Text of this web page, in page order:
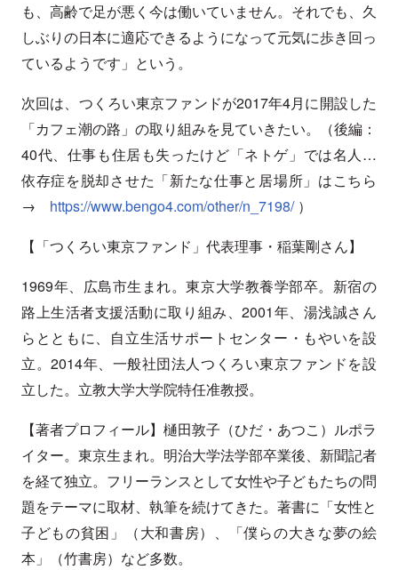
も、高齢で足が悪く今は働いていません。それでも、久
しぶりの日本に適応できるようになって元気に歩き回っ
ているようです」という。
次回は、つくろい東京ファンドが2017年4月に開設した
「カフェ潮の路」の取り組みを見ていきたい。（後編：
40代、仕事も住居も失ったけど「ネトゲ」では名人…
依存症を脱却させた「新たな仕事と居場所」はこちら
→ https://www.bengo4.com/other/n_7198/）
【「つくろい東京ファンド」代表理事・稲葉剛さん】
1969年、広島市生まれ。東京大学教養学部卒。新宿の
路上生活者支援活動に取り組み、2001年、湯浅誠さん
らとともに、自立生活サポートセンター・もやいを設
立。2014年、一般社団法人つくろい東京ファンドを設
立した。立教大学大学院特任准教授。
【著者プロフィール】樋田敦子（ひだ・あつこ）ルポラ
イター。東京生まれ。明治大学法学部卒業後、新聞記者
を経て独立。フリーランスとして女性や子どもたちの問
題をテーマに取材、執筆を続けてきた。著書に「女性と
子どもの貧困」（大和書房）、「僕らの大きな夢の絵
本」（竹書房）など多数。